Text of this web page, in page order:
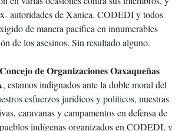
autoridades de Xanica. CODEDI y todos
de manera pacífica en innumerables
de los asesinos. Sin resultado alguno.
Concejo de Organizaciones Oaxaqueñas
, estamos indignados ante la doble moral del
esfuerzos jurídicos y políticos, nuestras
caravanas y campamentos en defensa de
indígenas organizados en CODEDI, y